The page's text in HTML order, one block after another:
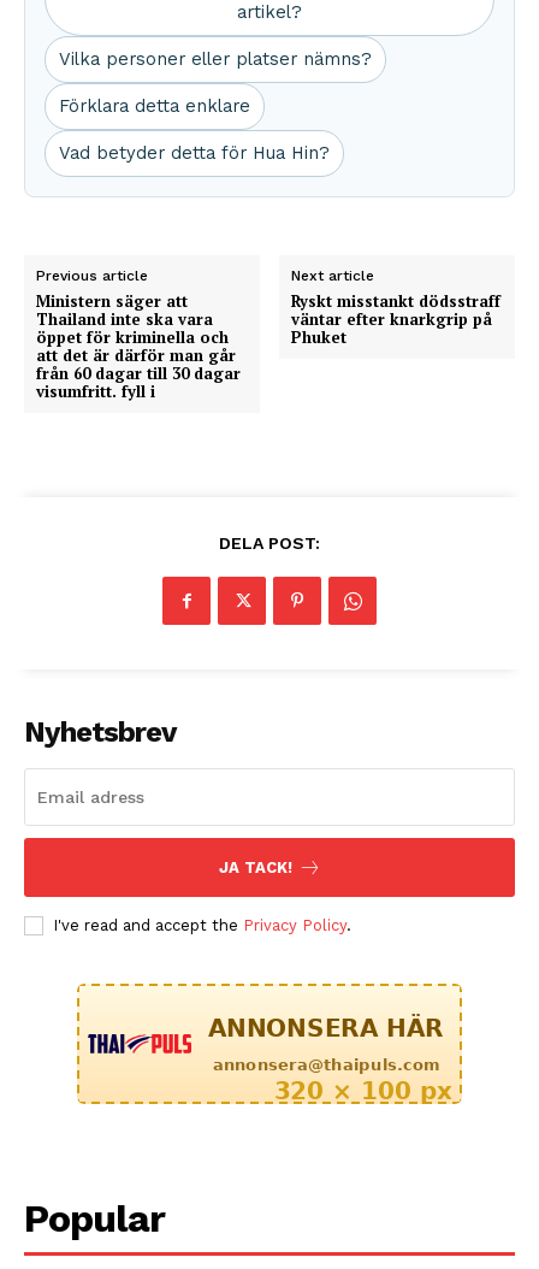
artikel?
Vilka personer eller platser nämns?
Förklara detta enklare
Vad betyder detta för Hua Hin?
Previous article
Ministern säger att
Thailand inte ska vara
öppet för kriminella och
att det är därför man går
från 60 dagar till 30 dagar
visumfritt. fyll i
Next article
Ryskt misstankt dödsstraff
väntar efter knarkgrip på
Phuket
DELA POST:
Nyhetsbrev
JA TACK!
I've read and accept the Privacy Policy.
Popular